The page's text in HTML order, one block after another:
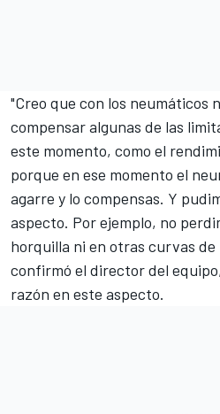
"Creo que con los neumáticos
compensar algunas de las
este momento, como el
porque en ese momento el
agarre y lo compensas. Y
aspecto. Por ejemplo, no
horquilla ni en otras curvas de
confirmó el director del
razón en este aspecto.